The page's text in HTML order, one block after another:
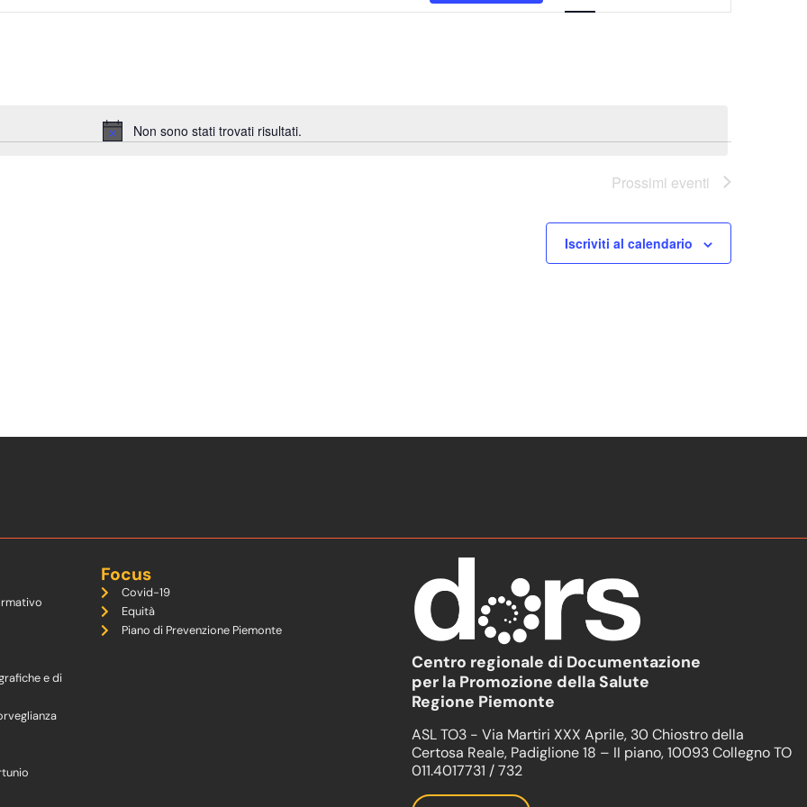
Notice
Non sono stati trovati risultati.
Viste
Prossimi eventi
Iscriviti al calendario
e di
Focus
Covid-19
Equità
Piano di Prevenzione Piemonte
Centro regionale di Documentazione
per la Promozione della Salute
Regione Piemonte
ASL TO3 - Via Martiri XXX Aprile, 30 Chiostro della
Certosa Reale, Padiglione 18 – II piano, 10093 Collegno TO
011.4017731 / 732